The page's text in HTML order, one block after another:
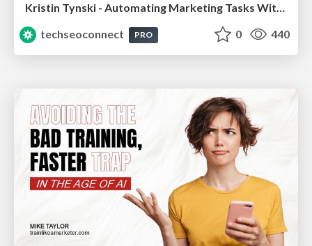
Kristin Tynski - Automating Marketing Tasks With AI
techseoconnect
PRO 0 440